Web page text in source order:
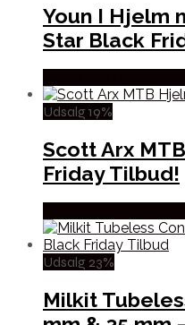
Youn I Hjelm
Star Black
Udsalg 19%
Scott Arx
Friday Tilbud!
Udsalg 23%
Milkit